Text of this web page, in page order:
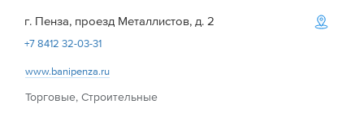
г. Пенза, проезд Металлистов, д. 2
+7 8412 32-03-31
www.banipenza.ru
Торговые, Строительные